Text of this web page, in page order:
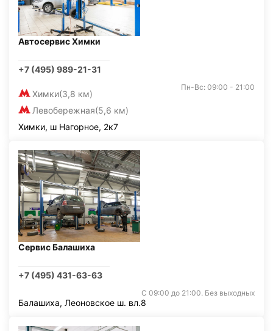
Автосервис Химки
+7 (495) 989-21-31
Химки(3,8 км)
Левобережная(5,6 км)
Пн-Вс: 09:00 - 21:00
Химки, ш Нагорное, 2к7
Сервис Балашиха
+7 (495) 431-63-63
С 09:00 до 21:00. Без выходных
Балашиха, Леоновское ш. вл.8